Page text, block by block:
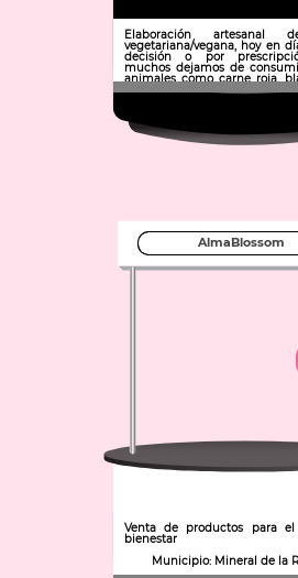
Elaboración artesanal
vegetariana/vegana, hoy en
decisión o por
muchos dejamos de
animales como carne roja,
embutidos y no
comida saludable, a
excelente calidad
AlmaBlossom
Venta de productos para
bienestar
Municipio: Mineral de la